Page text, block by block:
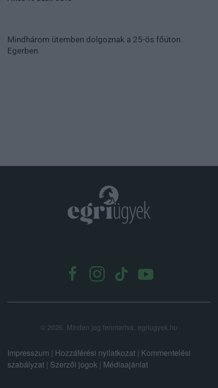
Mindhárom ütemben dolgoznak a 25-ös főúton
Egerben
© 2026. Minden jog fenntartva. egriugyek.hu
Impresszum | Hozzáférési nyilatkozat | Kommentelési
szabályzat | Szerzői jogok | Médiaajánlat